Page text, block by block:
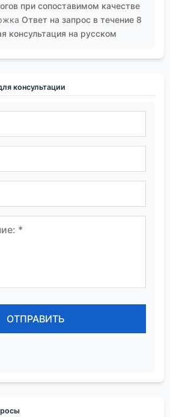
при сопоставимом качестве
Ответ на запрос в течение 8
консультация на русском
консультации